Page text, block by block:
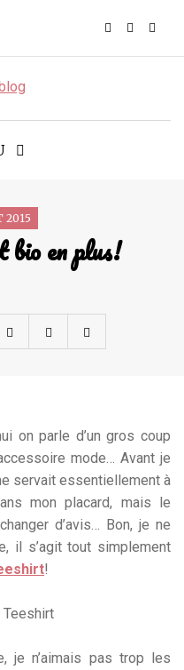
2015
en plus!
on parle d’un gros coup
mode… Avant je
servait essentiellement à
mon placard, mais le
d’avis… Bon, je ne
il s’agit tout simplement
!
je n’aimais pas trop les